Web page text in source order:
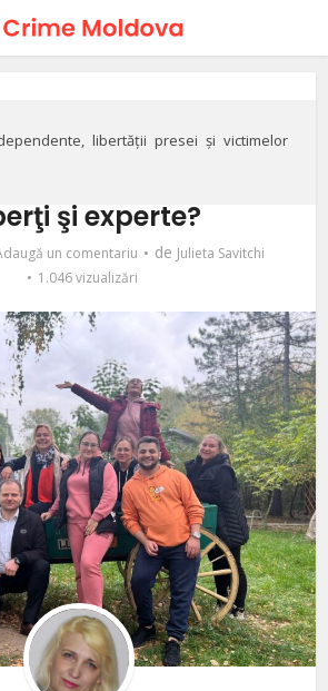
libertății presei și victimelor
experţi sunt
şi experte?
un comentariu de Julieta Savitchi
1.046 vizualizări